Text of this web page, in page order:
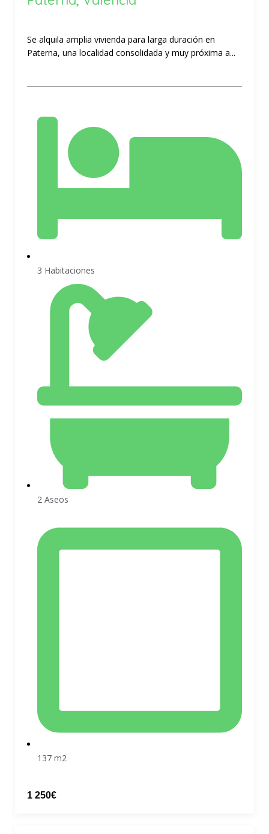
Se alquila amplia vivienda para larga duración en
Paterna, una localidad consolidada y muy próxima a...
3 Habitaciones
2 Aseos
137 m2
1 250€